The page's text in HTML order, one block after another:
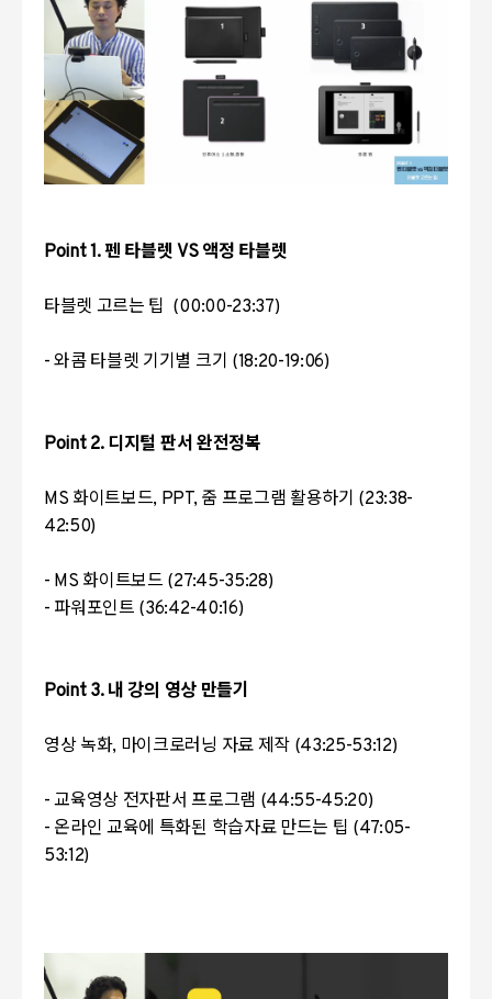
Point 1. 펜 타블렛 VS 액정 타블렛
타블렛 고르는 팁 (00:00-23:37)
- 와콤 타블렛 기기별 크기 (18:20-19:06)
Point 2. 디지털 판서 완전정복
MS 화이트보드, PPT, 줌 프로그램 활용하기 (23:38-
42:50)
- MS 화이트보드 (27:45-35:28)
- 파워포인트 (36:42-40:16)
Point 3. 내 강의 영상 만들기
영상 녹화, 마이크로러닝 자료 제작 (43:25-53:12)
- 교육영상 전자판서 프로그램 (44:55-45:20)
- 온라인 교육에 특화된 학습자료 만드는 팁 (47:05-
53:12)